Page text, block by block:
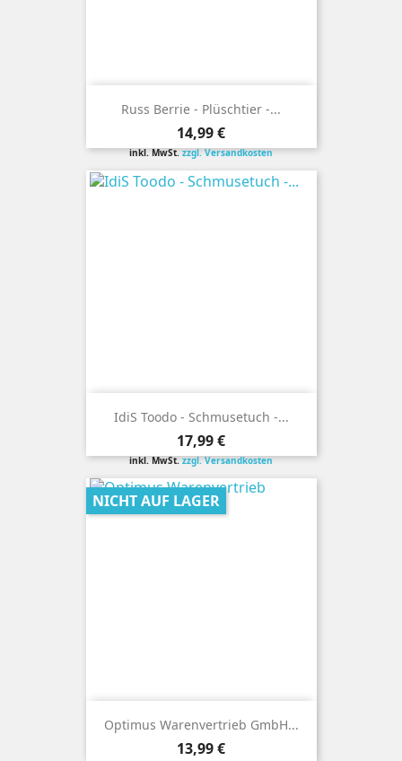
Russ Berrie - Plüschtier -...
Preis
14,99 €
inkl. MwSt.zzgl. Versandkosten
IdiS Toodo - Schmusetuch -...
Preis
17,99 €
inkl. MwSt.zzgl. Versandkosten
Optimus Warenvertrieb GmbH...
Preis
13,99 €
NICHT AUF LAGER